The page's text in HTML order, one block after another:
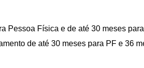
Pessoa Física e de até 30 meses
de até 30 meses para PF e 36